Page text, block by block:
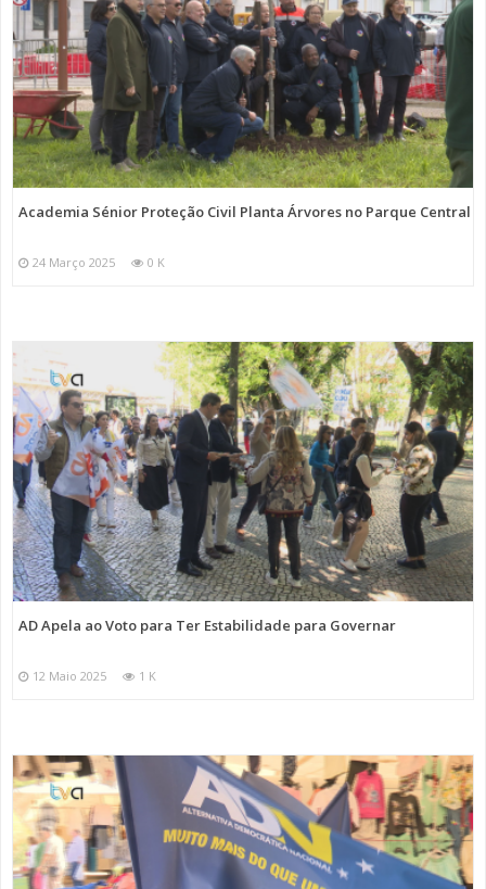
Academia Sénior Proteção Civil Planta Árvores no Parque Central
24 Março 2025 0 K
AD Apela ao Voto para Ter Estabilidade para Governar
12 Maio 2025 1 K